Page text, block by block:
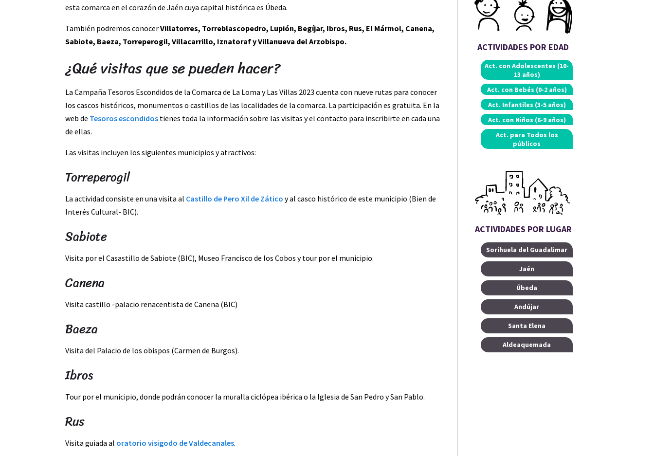
esta comarca en el corazón de Jaén cuya capital histórica es Úbeda.
También podremos conocerVillatorres, Torreblascopedro, Lupión, Begíjar, Ibros, Rus, El Mármol, Canena,
Sabiote, Baeza, Torreperogil, Villacarrillo, Iznatoraf y Villanueva del Arzobispo.
¿Qué visitas que se pueden hacer?
La Campaña Tesoros Escondidos de la Comarca de La Loma y Las Villas 2023 cuenta con nueve rutas para conocer
los cascos históricos, monumentos o castillos de las localidades de la comarca. La participación es gratuita. En la
web de Tesoros escondidos tienes toda la información sobre las visitas y el contacto para inscribirte en cada una
de ellas.
Las visitas incluyen los siguientes municipios y atractivos:
Torreperogil
La actividad consiste en una visita al Castillo de Pero Xil de Zático y al casco histórico de este municipio (Bien de
Interés Cultural- BIC).
Sabiote
Visita por el Casastillo de Sabiote (BIC), Museo Francisco de los Cobos y tour por el municipio.
Canena
Visita castillo -palacio renacentista de Canena (BIC)
Baeza
Visita del Palacio de los obispos (Carmen de Burgos).
Ibros
Tour por el municipio, donde podrán conocer la muralla ciclópea ibérica o la Iglesia de San Pedro y San Pablo.
Rus
Visita guiada al oratorio visigodo de Valdecanales.
ACTIVIDADES POR EDAD
Act. conAdolescentes (10-
13 años)
Act. con Bebés (0-2 años)
Act. Infantiles (3-5 años)
Act. con Niños (6-9 años)
Act. para Todos los
públicos
ACTIVIDADES POR LUGAR
Sorihuela del Guadalimar
Jaén
Úbeda
Andújar
Santa Elena
Aldeaquemada